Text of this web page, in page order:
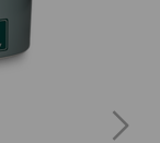
Next